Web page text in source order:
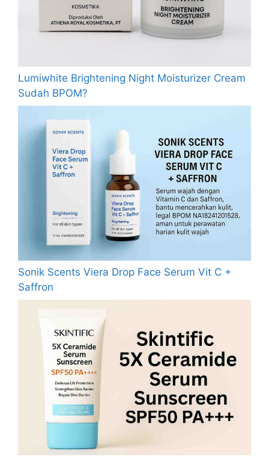
Lumiwhite Brightening Night Moisturizer Cream
Sudah BPOM?
Sonik Scents Viera Drop Face Serum Vit C +
Saffron